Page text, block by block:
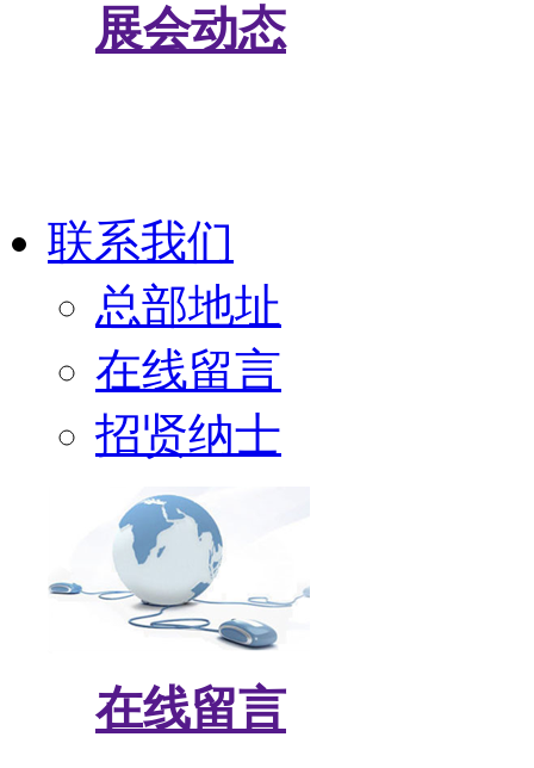
展会动态
联系我们
总部地址
在线留言
招贤纳士
在线留言